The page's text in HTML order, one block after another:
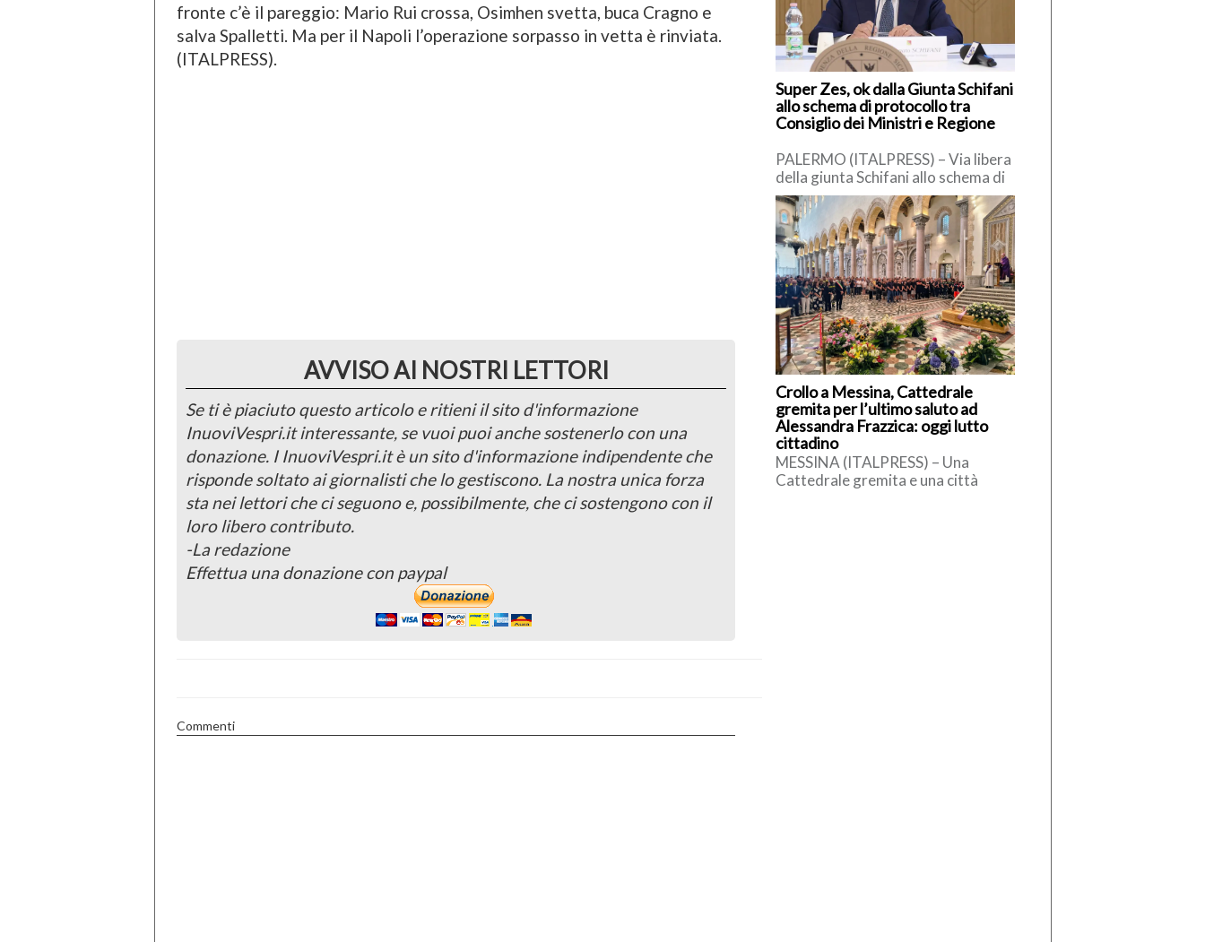
fronte c’è il pareggio: Mario Rui crossa, Osimhen svetta, buca Cragno e
salva Spalletti. Ma per il Napoli l’operazione sorpasso in vetta è rinviata.
(ITALPRESS).
AVVISO AI NOSTRI LETTORI
Se ti è piaciuto questo articolo e ritieni il sito d'informazione
InuoviVespri.it interessante, se vuoi puoi anche sostenerlo con una
donazione. I InuoviVespri.it è un sito d'informazione indipendente che
risponde soltato ai giornalisti che lo gestiscono. La nostra unica forza
sta nei lettori che ci seguono e, possibilmente, che ci sostengono con il
loro libero contributo.
-La redazione
Effettua una donazione con paypal
Commenti
Super Zes, ok dalla Giunta Schifani
allo schema di protocollo tra
Consiglio dei Ministri e Regione
PALERMO (ITALPRESS) – Via libera
della giunta Schifani allo schema di
protocollo tra la Regione Siciliana e
la presidenza del […]
Crollo a Messina, Cattedrale
gremita per l’ultimo saluto ad
Alessandra Frazzica: oggi lutto
cittadino
MESSINA (ITALPRESS) – Una
Cattedrale gremita e una città